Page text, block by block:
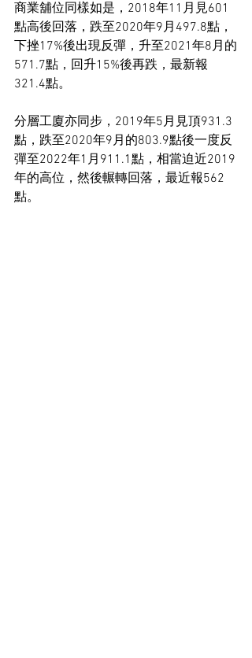
商業舖位同樣如是，2018年11月見601
點高後回落，跌至2020年9月497.8點，
下挫17%後出現反彈，升至2021年8月的
571.7點，回升15%後再跌，最新報
321.4點。
分層工廈亦同步，2019年5月見頂931.3
點，跌至2020年9月的803.9點後一度反
彈至2022年1月911.1點，相當迫近2019
年的高位，然後輾轉回落，最近報562
點。